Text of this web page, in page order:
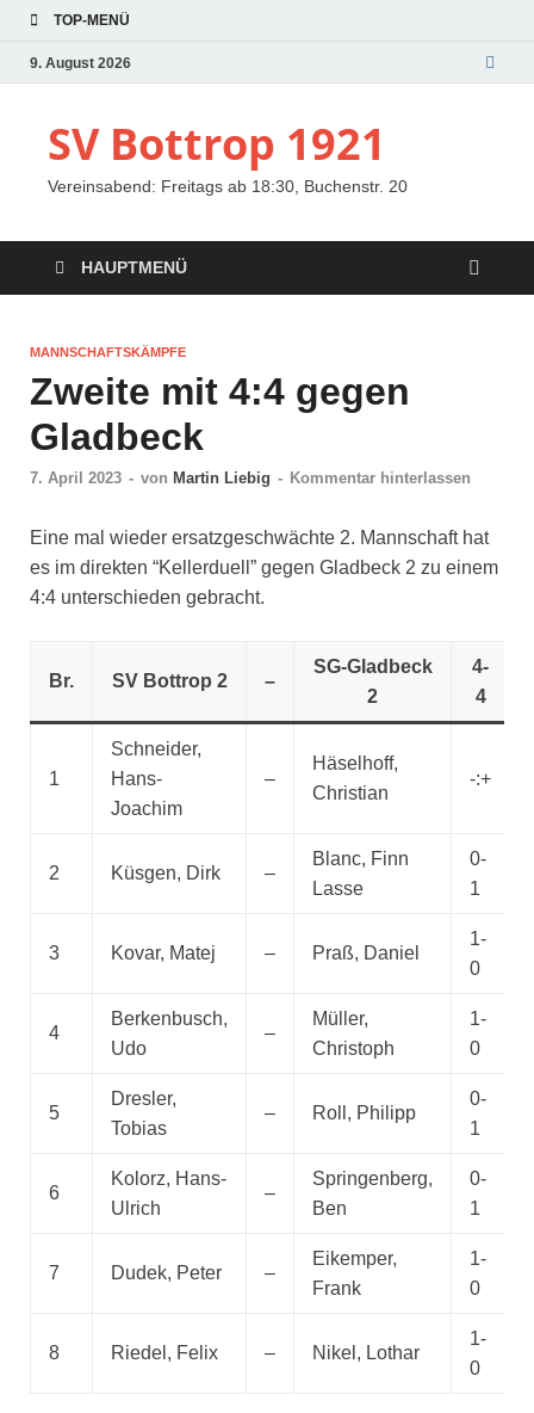
TOP-MENÜ
9. August 2026
SV Bottrop 1921
Vereinsabend: Freitags ab 18:30, Buchenstr. 20
HAUPTMENÜ
MANNSCHAFTSKÄMPFE
Zweite mit 4:4 gegen
Gladbeck
7. April 2023 - von Martin Liebig - Kommentar hinterlassen
Eine mal wieder ersatzgeschwächte 2. Mannschaft hat
es im direkten “Kellerduell” gegen Gladbeck 2 zu einem
4:4 unterschieden gebracht.
Br. SV Bottrop 2 –
SG-Gladbeck
2
4-
4
1
Schneider,
Hans-
Joachim
–
Häselhoff,
Christian
-:+
2 Küsgen, Dirk –
Blanc, Finn
Lasse
0-
1
3 Kovar, Matej – Praß, Daniel
1-
0
4
Berkenbusch,
Udo
–
Müller,
Christoph
1-
0
5
Dresler,
Tobias
– Roll, Philipp
0-
1
6
Kolorz, Hans-
Ulrich
–
Springenberg,
Ben
0-
1
7 Dudek, Peter –
Eikemper,
Frank
1-
0
8 Riedel, Felix – Nikel, Lothar
1-
0